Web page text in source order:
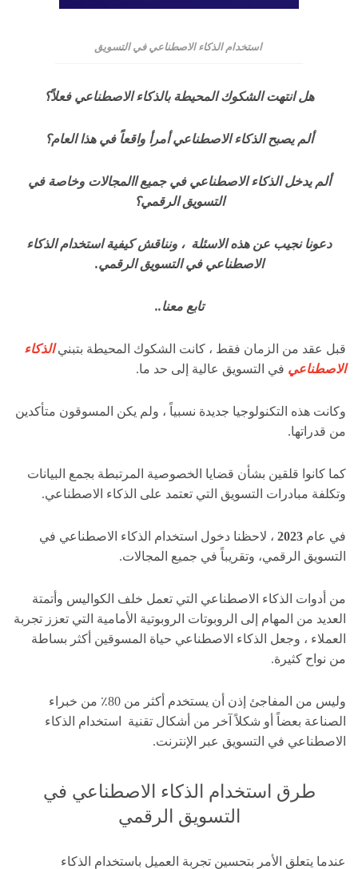
استخدام الذكاء الاصطناعي في التسويق
هل انتهت الشكوك المحيطة بالذكاء الاصطناعي فعلاً؟
ألم يصبح الذكاء الاصطناعي أمرأ واقعاً في هذا العام؟
ألم يدخل الذكاء الاصطناعي في جميع االمجالات وخاصة في
التسويق الرقمي؟
دعونا نجيب عن هذه الاسئلة ، ونناقش كيفية استخدام الذكاء
الاصطناعي في التسويق الرقمي.
تابع معنا..
قبل عقد من الزمان فقط ، كانت الشكوك المحيطة بتبنيالذكاء
الاصطناعي في التسويق عالية إلى حد ما.
وكانت هذه التكنولوجيا جديدة نسبياً ، ولم يكن المسوقون متأكدين
من قدراتها.
كما كانوا قلقين بشأن قضايا الخصوصية المرتبطة بجمع البيانات
وتكلفة مبادرات التسويق التي تعتمد على الذكاء الاصطناعي.
في عام 2023 ، لاحظنا دخول استخدام الذكاء الاصطناعي في
التسويق الرقمي، وتقريباً في جميع المجالات.
من أدوات الذكاء الاصطناعي التي تعمل خلف الكواليس وأتمتة
العديد من المهام إلى الروبوتات الروبوتية الأمامية التي تعزز تجربة
العملاء ، وجعل الذكاء الاصطناعي حياة المسوقين أكثر بساطة
من نواح كثيرة.
وليس من المفاجئ إذن أن يستخدم أكثر من 80٪ من خبراء
الصناعة بعضاً أو شكلاً آخر من أشكال تقنية استخدام الذكاء
الاصطناعي في التسويق عبر الإنترنت.
طرق استخدام الذكاء الاصطناعي في
التسويق الرقمي
عندما يتعلق الأمر بتحسين تجربة العميل باستخدام الذكاء